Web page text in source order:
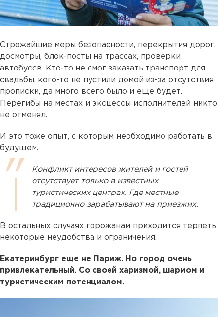
Строжайшие меры безопасности, перекрытия дорог,
досмотры, блок-посты на трассах, проверки
автобусов. Кто-то не смог заказать транспорт для
свадьбы, кого-то не пустили домой из-за отсутствия
прописки, да много всего было и еще будет.
Перегибы на местах и эксцессы исполнителей никто
не отменял.
И это тоже опыт, с которым необходимо работать в
будущем.
Конфликт интересов жителей и гостей
отсутствует только в известных
туристических центрах. Где местные
традиционно зарабатывают на приезжих.
В остальных случаях горожанам приходится терпеть
некоторые неудобства и ограничения.
Екатеринбург еще не Париж. Но город очень
привлекательный. Со своей харизмой, шармом и
туристическим потенциалом.